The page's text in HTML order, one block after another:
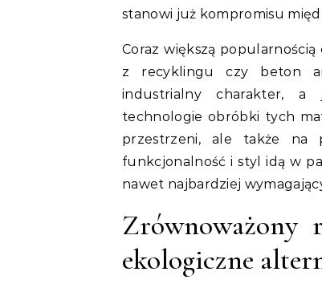
stanowi już kompromisu
Coraz większą
z recyklingu czy beton
industrialny charakter, a
technologie obróbki tych
przestrzeni, ale także na
funkcjonalność i styl idą w
nawet najbardziej
ekologiczne